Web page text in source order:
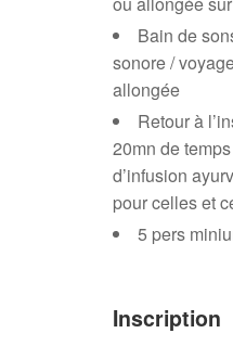
Bain de
sonore /
allongée
Retour à
20mn de temps
d’infusion
pour celles et
5 pers
Inscription